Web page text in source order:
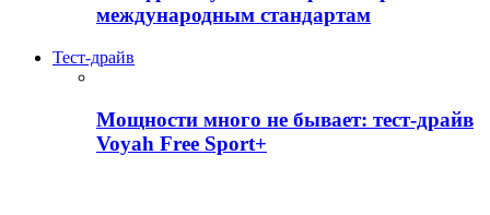
международным стандартам
Тест-драйв
Мощности много не бывает: тест-драйв
Voyah Free Sport+